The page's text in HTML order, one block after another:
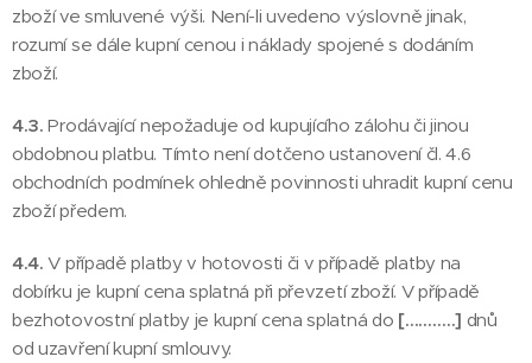
zboží ve smluvené výši. Není-li uvedeno výslovně jinak,
rozumí se dále kupní cenou i náklady spojené s dodáním
zboží.
4.3.Prodávající nepožaduje od kupujícího zálohu či jinou
obdobnou platbu. Tímto není dotčeno ustanovení čl. 4.6
obchodních podmínek ohledně povinnosti uhradit kupní cenu
zboží předem.
4.4.V případě platby v hotovosti či v případě platby na
dobírku je kupní cena splatná při převzetí zboží. V případě
bezhotovostní platby je kupní cena splatná do [………..] dnů
od uzavření kupní smlouvy.